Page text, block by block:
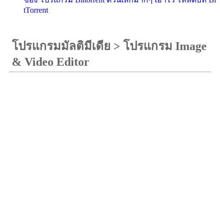
tTorrent
โปรแกรมมัลติมีเดีย > โปรแกรม Image
& Video Editor